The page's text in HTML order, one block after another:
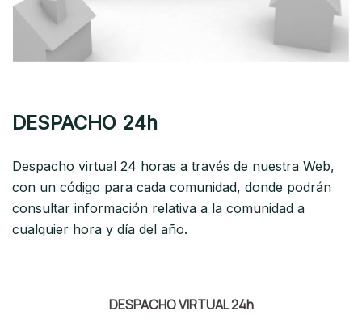
DESPACHO 24h
Despacho virtual 24 horas a través de nuestra Web,
con un código para cada comunidad, donde podrán
consultar información relativa a la comunidad a
cualquier hora y día del año.
DESPACHO VIRTUAL 24h